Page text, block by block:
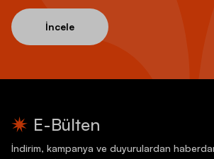
İncele
E-Bülten
İndirim, kampanya ve duyurulardan